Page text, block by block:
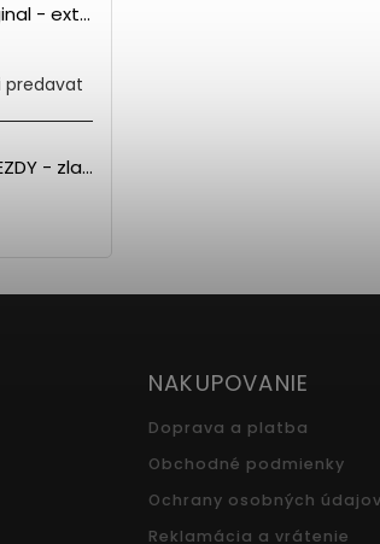
Samyang Buldak Original - extra pálivé kuracie rezance (140g) PO EXPIRÁCII
predavat
Ozdoba na tortu HVIEZDY - zlatá (5ks)
NAKUPOVANIE
Doprava a platba
Obchodné podmienky
Ochrany osobných údajov
Reklamácia a vrátenie